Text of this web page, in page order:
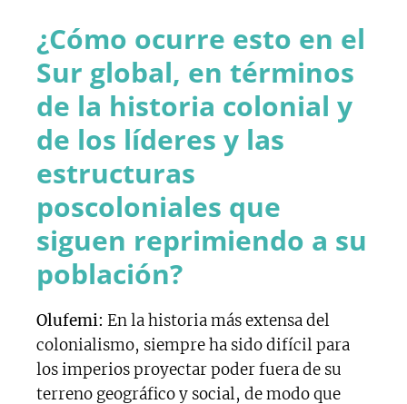
¿Cómo ocurre esto en el
Sur global, en términos
de la historia colonial y
de los líderes y las
estructuras
poscoloniales que
siguen reprimiendo a su
población?
Olufemi: En la historia más extensa del
colonialismo, siempre ha sido difícil para
los imperios proyectar poder fuera de su
terreno geográfico y social, de modo que